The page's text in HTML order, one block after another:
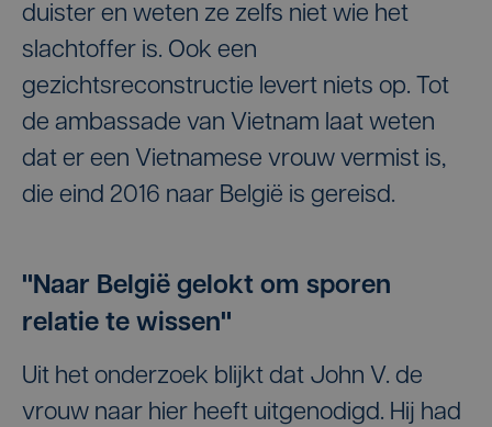
duister en weten ze zelfs niet wie het
slachtoffer is. Ook een
gezichtsreconstructie levert niets op. Tot
de ambassade van Vietnam laat weten
dat er een Vietnamese vrouw vermist is,
die eind 2016 naar België is gereisd.
"Naar België gelokt om sporen
relatie te wissen"
Uit het onderzoek blijkt dat John V. de
vrouw naar hier heeft uitgenodigd. Hij had